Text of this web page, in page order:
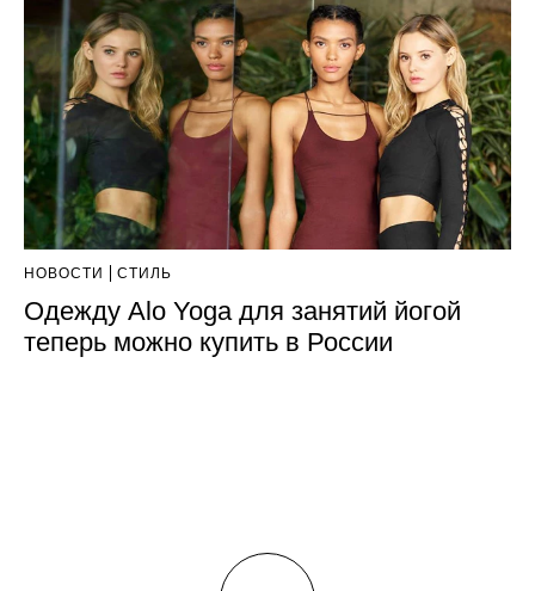
НОВОСТИ СТИЛЬ
Одежду Alo Yoga для занятий йогой
теперь можно купить в России